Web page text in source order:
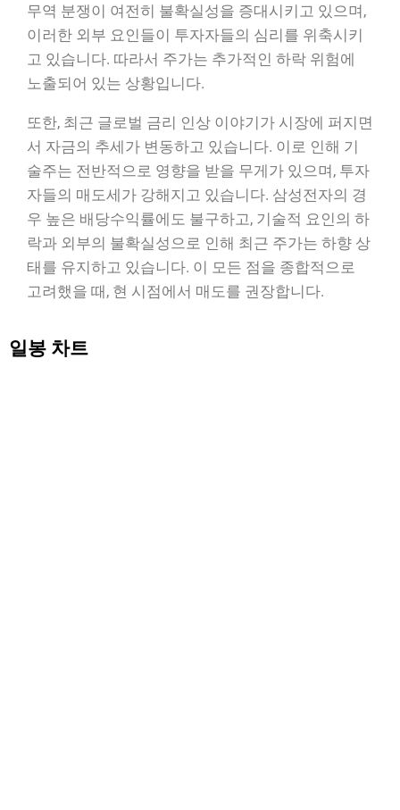
무역 분쟁이 여전히 불확실성을 증대시키고 있으며,
이러한 외부 요인들이 투자자들의 심리를 위축시키
고 있습니다. 따라서 주가는 추가적인 하락 위험에
노출되어 있는 상황입니다.
또한, 최근 글로벌 금리 인상 이야기가 시장에 퍼지면
서 자금의 추세가 변동하고 있습니다. 이로 인해 기
술주는 전반적으로 영향을 받을 무게가 있으며, 투자
자들의 매도세가 강해지고 있습니다. 삼성전자의 경
우 높은 배당수익률에도 불구하고, 기술적 요인의 하
락과 외부의 불확실성으로 인해 최근 주가는 하향 상
태를 유지하고 있습니다. 이 모든 점을 종합적으로
고려했을 때, 현 시점에서 매도를 권장합니다.
일봉 차트